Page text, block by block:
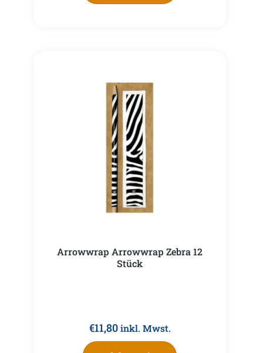
Arrowwrap Arrowwrap Zebra 12
Stück
€11,80 inkl. Mwst.